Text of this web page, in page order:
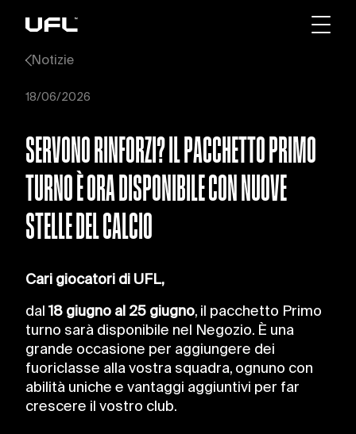
Notizie
18/06/2026
SERVONO RINFORZI? IL PACCHETTO PRIMO
TURNO È ORA DISPONIBILE CON NUOVE
STELLE DEL CALCIO
Cari giocatori di UFL,
dal18 giugno al 25 giugno, il pacchetto Primo
turno sarà disponibile nel Negozio. È una
grande occasione per aggiungere dei
fuoriclasse alla vostra squadra, ognuno con
abilità uniche e vantaggi aggiuntivi per far
crescere il vostro club.